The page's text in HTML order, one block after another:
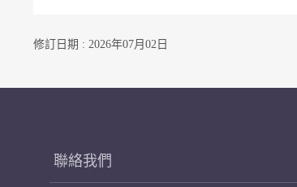
修訂日期 : 2026年07月02日
聯絡我們